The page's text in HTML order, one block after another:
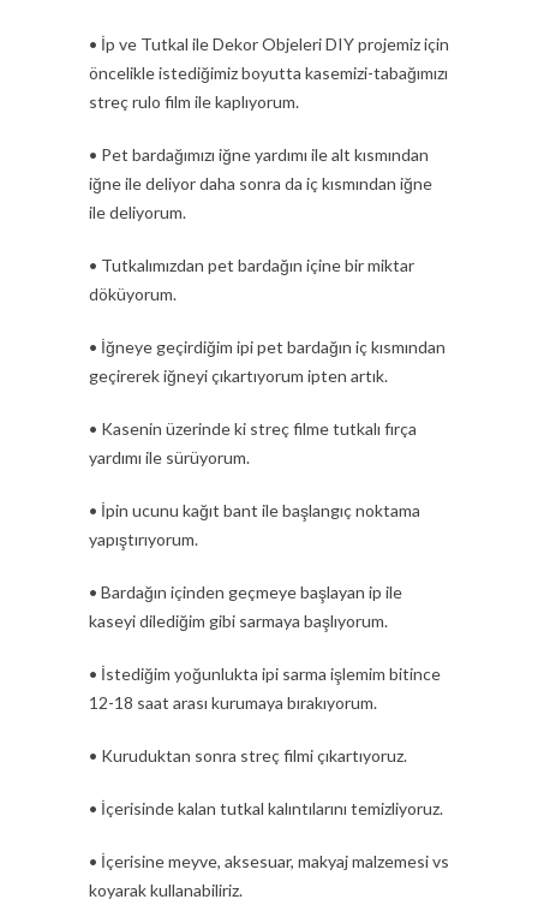
• İp ve Tutkal ile Dekor Objeleri DIY projemiz için
öncelikle istediğimiz boyutta kasemizi-tabağımızı
streç rulo film ile kaplıyorum.
• Pet bardağımızı iğne yardımı ile alt kısmından
iğne ile deliyor daha sonra da iç kısmından iğne
ile deliyorum.
• Tutkalımızdan pet bardağın içine bir miktar
döküyorum.
• İğneye geçirdiğim ipi pet bardağın iç kısmından
geçirerek iğneyi çıkartıyorum ipten artık.
• Kasenin üzerinde ki streç filme tutkalı fırça
yardımı ile sürüyorum.
• İpin ucunu kağıt bant ile başlangıç noktama
yapıştırıyorum.
• Bardağın içinden geçmeye başlayan ip ile
kaseyi dilediğim gibi sarmaya başlıyorum.
• İstediğim yoğunlukta ipi sarma işlemim bitince
12-18 saat arası kurumaya bırakıyorum.
• Kuruduktan sonra streç filmi çıkartıyoruz.
• İçerisinde kalan tutkal kalıntılarını temizliyoruz.
• İçerisine meyve, aksesuar, makyaj malzemesi vs
koyarak kullanabiliriz.